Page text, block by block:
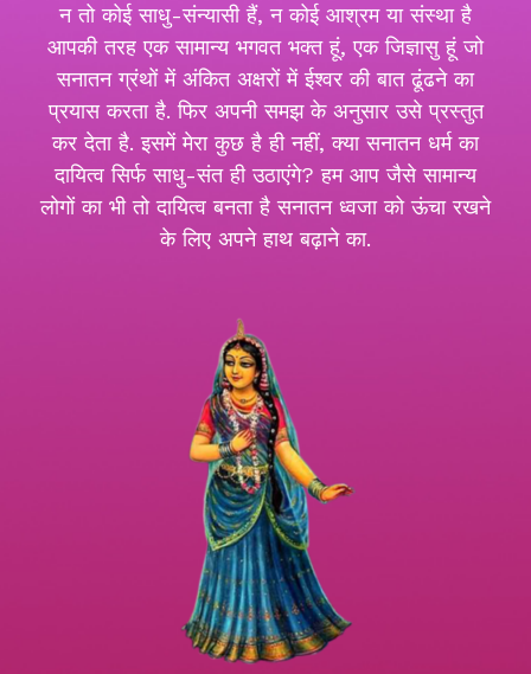
न तो कोई साधु-संन्यासी हैं, न कोई आश्रम या संस्था है
आपकी तरह एक सामान्य भगवत भक्त हूं, एक जिज्ञासु हूं जो
सनातन ग्रंथों में अंकित अक्षरों में ईश्वर की बात ढूंढने का
प्रयास करता है. फिर अपनी समझ के अनुसार उसे प्रस्तुत
कर देता है. इसमें मेरा कुछ है ही नहीं, क्या सनातन धर्म का
दायित्व सिर्फ साधु-संत ही उठाएंगे? हम आप जैसे सामान्य
लोगों का भी तो दायित्व बनता है सनातन ध्वजा को ऊंचा रखने
के लिए अपने हाथ बढ़ाने का.